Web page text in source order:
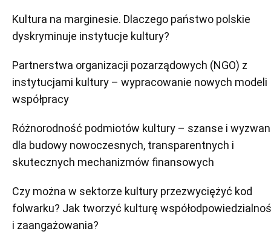
Kultura na marginesie. Dlaczego państwo polskie
dyskryminuje instytucje kultury?
Partnerstwa organizacji pozarządowych (NGO) z
instytucjami kultury – wypracowanie nowych modeli
współpracy
Różnorodność podmiotów kultury – szanse i
dla budowy nowoczesnych, transparentnych i
skutecznych mechanizmów finansowych
Czy można w sektorze kultury przezwyciężyć kod
folwarku? Jak tworzyć kulturę
i zaangażowania?